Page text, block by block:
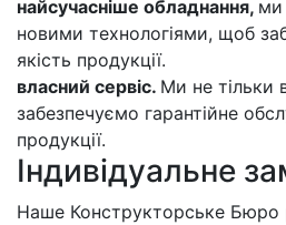
найсучасніше обладнання, ми
новими технологіями, щоб
якість продукції.
власний сервіс. Ми не тільки
забезпечуємо гарантійне
продукції.
Індивідуальне
Наше Конструкторське Бюро